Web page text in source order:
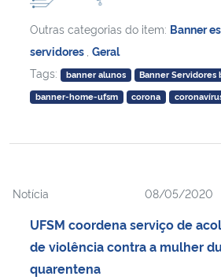
Outras categorias do item: Banner
servidores Geral
Tags:
banner alunos
Banner Servidores
banner-home-ufsm
corona
Notícia 08/05/2020
UFSM coordena serviço de
de violência contra a mulher
quarentena